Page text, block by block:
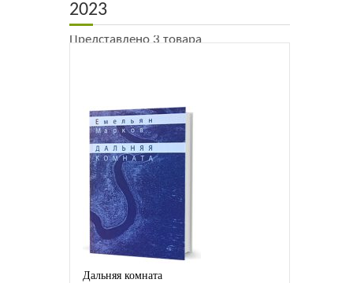
Каталог Издательства
Мастерская
2023
Представлено 3 товара
Дальняя комната